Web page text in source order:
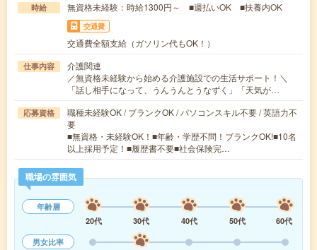
時給 無資格未経験：時給1300円～ ■週払いOK ■扶養内OK
交通費
交通費全額支給（ガソリン代もOK！）
仕事内容
介護関連
／無資格未経験から始める介護施設での生活サポート！＼
「話し相手になって、うんうんとうなずく」「天気が…
応募資格
職種未経験OK / ブランクOK / パソコンスキル不要 / 英語力不
要
■無資格・未経験OK！■年齢・学歴不問！ブランクOK!■10名
以上採用予定！■履歴書不要■社会保険完…
職場の雰囲気
年齢層
20代
30代 40代 50代
60代
男女比率